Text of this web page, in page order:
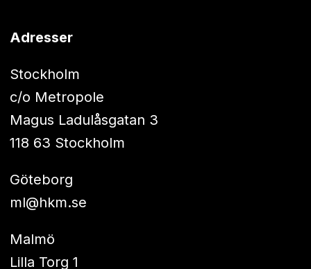
Adresser
Stockholm
c/o Metropole
Magus Ladulåsgatan 3
118 63 Stockholm
Göteborg
ml@hkm.se
Malmö
Lilla Torg 1